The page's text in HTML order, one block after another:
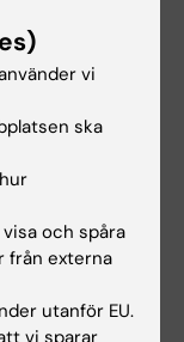
vetenskap,
fick
sjukdomen på
vid
Sverige hade
roadtrip från
vi
ska
och spåra
från externa
utanför EU.
vi sparar